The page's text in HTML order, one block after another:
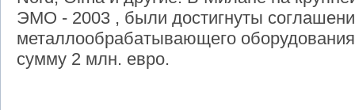
ЭМО - 2003 , были достигнуты
металлообрабатывающего
сумму 2 млн. евро.